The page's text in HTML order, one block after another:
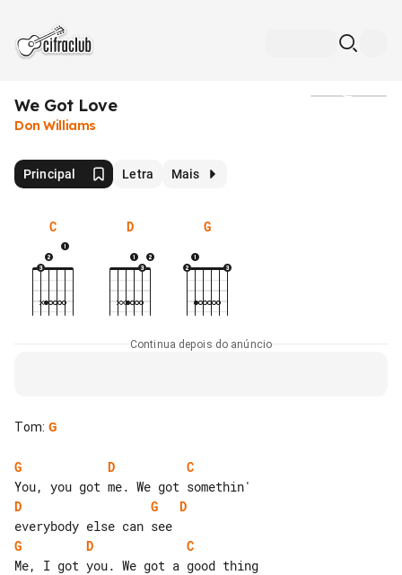
We Got Love
Don Williams
Principal Letra Mais
C D G
Continua depois do anúncio
Tom: G
G D
C
D
G
D
G
D
C